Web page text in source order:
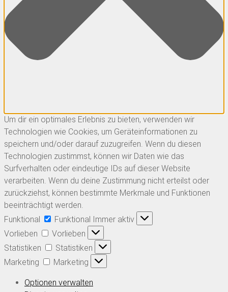
Um dir ein optimales Erlebnis zu bieten, verwenden wir
Technologien wie Cookies, um Geräteinformationen zu
speichern und/oder darauf zuzugreifen. Wenn du diesen
Technologien zustimmst, können wir Daten wie das
Surfverhalten oder eindeutige IDs auf dieser Website
verarbeiten. Wenn du deine Zustimmung nicht erteilst oder
zurückziehst, können bestimmte Merkmale und Funktionen
beeinträchtigt werden.
Funktional
Funktional
Immer aktiv
Vorlieben
Vorlieben
Statistiken
Statistiken
Marketing
Marketing
Optionen verwalten